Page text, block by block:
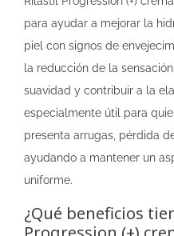
para ayudar a mejorar la
piel con signos de
la reducción de la
suavidad y contribuir a la
especialmente útil para
presenta arrugas, pérdida
ayudando a mantener un
uniforme.
¿Qué beneficios